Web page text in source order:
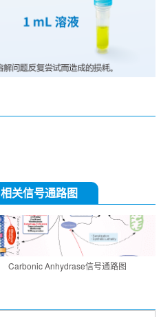
相关信号通路图
Carbonic Anhydrase信号通路图